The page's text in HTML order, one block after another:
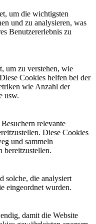
um die wichtigsten
und zu analysieren, was
Benutzererlebnis zu
um zu verstehen, wie
Cookies helfen bei der
wie Anzahl der
usw.
relevante
Diese Cookies
und sammeln
bereitzustellen.
solche, die analysiert
eingeordnet wurden.
damit die Website